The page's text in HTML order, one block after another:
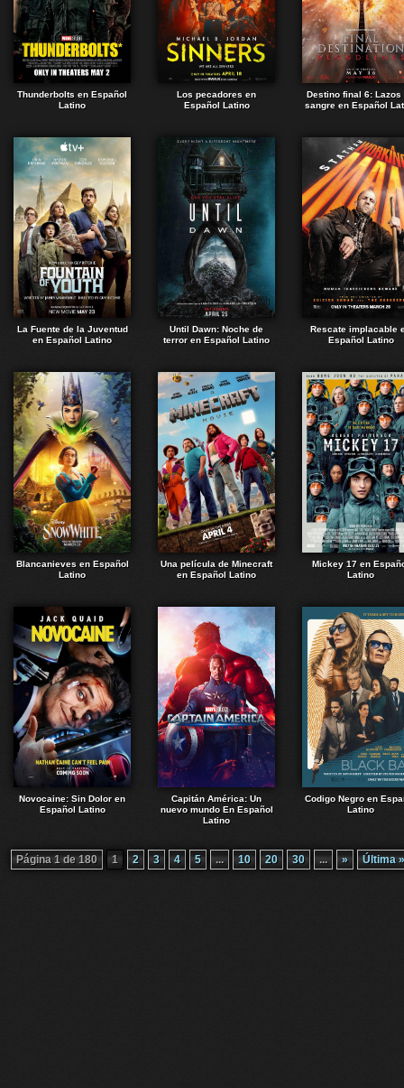
Thunderbolts en Español
Latino
Los pecadores en
Español Latino
Destino final 6: Lazos
sangre en Español
La Fuente de la Juventud
en Español Latino
Until Dawn: Noche de
terror en Español Latino
Rescate implacable
Español Latino
Blancanieves en Español
Latino
Una película de Minecraft
en Español Latino
Mickey 17 en
Latino
Novocaine: Sin Dolor en
Español Latino
Capitán América: Un
nuevo mundo En Español
Latino
Codigo Negro en
Latino
Página 1 de 180 1 2 3 4 5 ... 10 20 30 ... » Última »